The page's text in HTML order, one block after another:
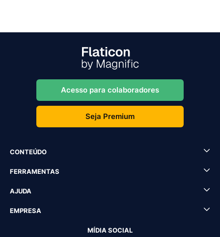
Acesso para colaboradores
Seja Premium
CONTEÚDO
FERRAMENTAS
AJUDA
EMPRESA
MÍDIA SOCIAL